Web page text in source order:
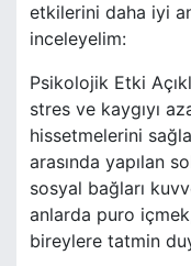
etkilerini daha iyi
inceleyelim:
Psikolojik Etki
stres ve kaygıyı
hissetmelerini
arasında yapılan
sosyal bağları
anlarda puro içmek,
bireylere tatmin